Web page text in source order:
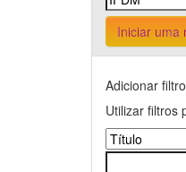
Iniciar uma
Adicionar
Utilizar filtros